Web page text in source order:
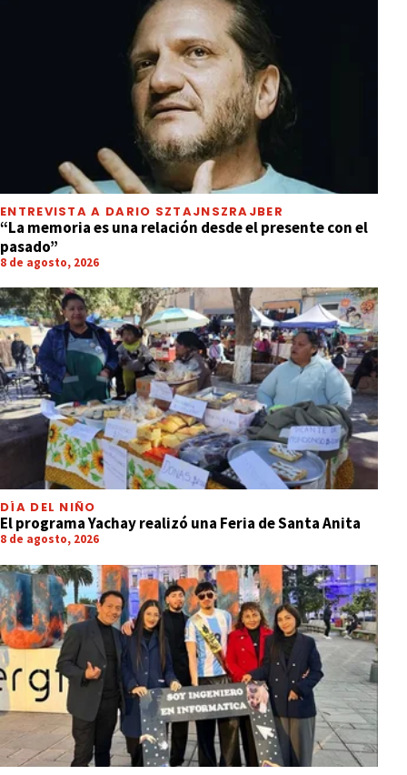
ENTREVISTA A DARIO SZTAJNSZRAJBER
“La memoria es una relación desde el presente con el
pasado”
8 de agosto, 2026
DÍA DEL NIÑO
El programa Yachay realizó una Feria de Santa Anita
8 de agosto, 2026